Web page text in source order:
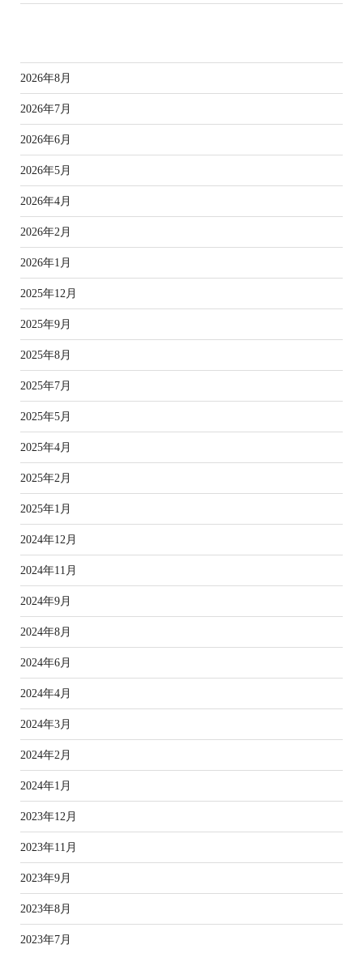
2026年8月
2026年7月
2026年6月
2026年5月
2026年4月
2026年2月
2026年1月
2025年12月
2025年9月
2025年8月
2025年7月
2025年5月
2025年4月
2025年2月
2025年1月
2024年12月
2024年11月
2024年9月
2024年8月
2024年6月
2024年4月
2024年3月
2024年2月
2024年1月
2023年12月
2023年11月
2023年9月
2023年8月
2023年7月